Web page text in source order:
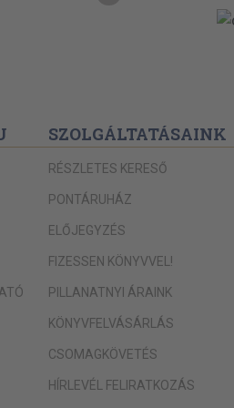
SZOLGÁLTATÁSAINK
RÉSZLETES KERESŐ
PONTÁRUHÁZ
ELŐJEGYZÉS
FIZESSEN KÖNYVVEL!
PILLANATNYI ÁRAINK
KÖNYVFELVÁSÁRLÁS
CSOMAGKÖVETÉS
HÍRLEVÉL FELIRATKOZÁS